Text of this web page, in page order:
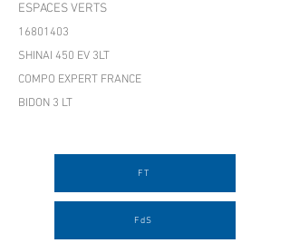
ESPACES VERTS
16801403
SHINAI 450 EV 3LT
COMPO EXPERT FRANCE
BIDON 3 LT
FT
FdS